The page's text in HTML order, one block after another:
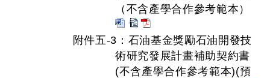
（不含產學合作參考範本）
附件五-3：石油基金獎勵石油開發技
術研究發展計畫補助契約書
(不含產學合作參考範本)(預